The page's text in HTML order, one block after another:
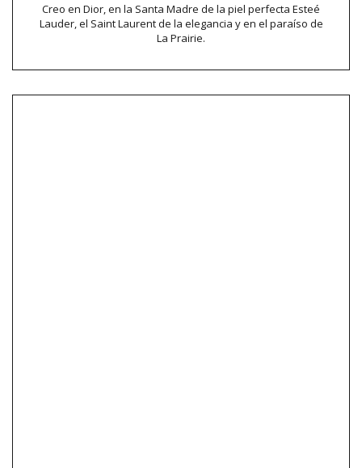
Creo en Dior, en la Santa Madre de la piel perfecta Esteé
Lauder, el Saint Laurent de la elegancia y en el paraíso de
La Prairie.